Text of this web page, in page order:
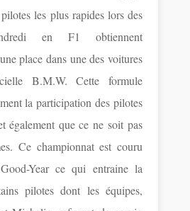
les plus rapides lors des
en F1 obtiennent
place dans une des voitures
B.M.W. Cette formule
la participation des pilotes
également que ce ne soit pas
Ce championnat est couru
Year ce qui entraine la
pilotes dont les équipes,